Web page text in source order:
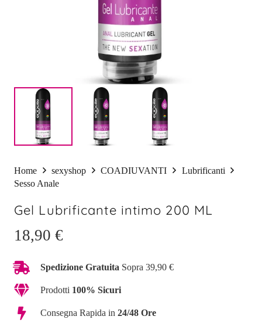
Home sexyshop COADIUVANTI
Lubrificanti
Sesso Anale
Gel Lubrificante intimo 200 ML
18,90 €
Spedizione Gratuita Sopra 39,90 €
Prodotti 100% Sicuri
Consegna Rapida in 24/48 Ore